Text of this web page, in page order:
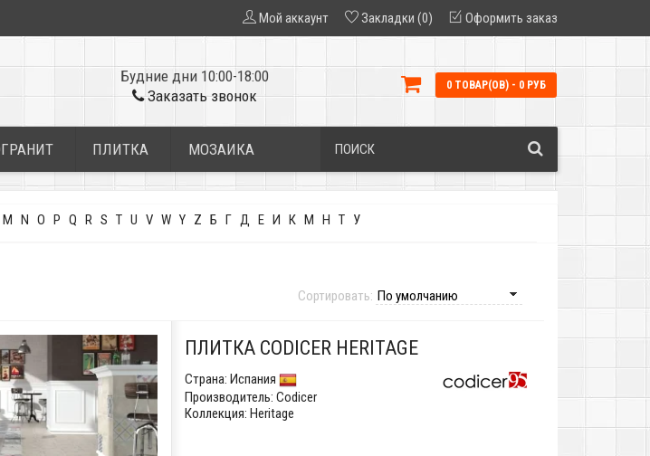
Мой аккаунт Закладки (0) Оформить заказ
Будние дни 10:00-18:00
Заказать звонок
0 ТОВАР(ОВ) - 0 РУБ
ПЛИТКА МОЗАИКА
M N O P Q R S T U V W Y Z Б Г Д Е И К М Н Т У
Сортировать:
ПЛИТКА CODICER HERITAGE
Страна: Испания
Производитель: Codicer
Коллекция: Heritage